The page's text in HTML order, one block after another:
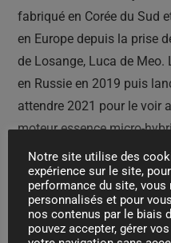
fabriqué en Corée du Sud
en Europe depuis la prise
de Losange, Luca de Meo.
en Russie en 2019 puis
attendre 2021 pour le voir
moteur essence micro-
hybride.
Lien :https://
e-tech-145-2021-la-
Notre site utilise des
expérience sur le site,
performance du site,
personnalisés et pour
nos contenus par le biais
pouvez accepter, gérer